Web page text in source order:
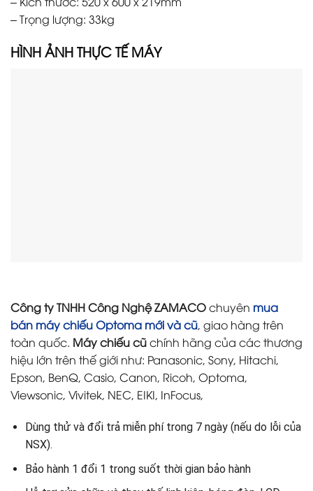
– Trọng lượng: 33kg
HÌNH ẢNH THỰC TẾ MÁY
Công ty TNHH Công Nghệ ZAMACOchuyên mua
bán máy chiếu Optoma mới và cũ, giao hàng trên
toàn quốc. Máy chiếu cũchính hãng của các thương
hiệu lớn trên thế giới như: Panasonic, Sony, Hitachi,
Epson, BenQ, Casio, Canon, Ricoh, Optoma,
Viewsonic, Vivitek, NEC, EIKI, InFocus,
Dùng thử và đổi trả miễn phí trong 7 ngày (nếu do lỗi của
NSX).
Bảo hành 1 đổi 1 trong suốt thời gian bảo hành